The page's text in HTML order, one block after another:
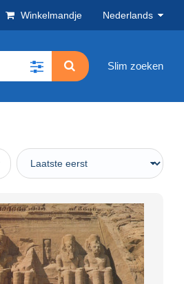
Winkelmandje Nederlands
Slim zoeken